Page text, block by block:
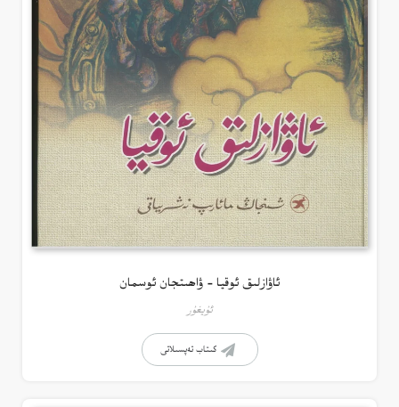
ئاۋازلىق ئوقيا – ۋاھىتجان ئوسمان
ئۇيغۇر
كىتاب تەپسىلاتى